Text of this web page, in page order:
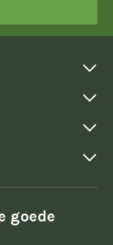
goede